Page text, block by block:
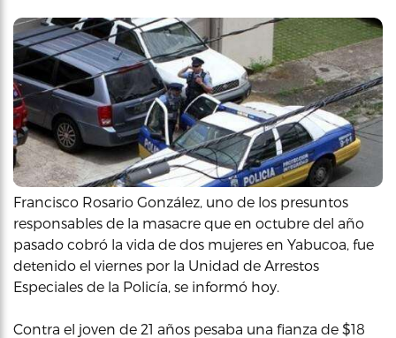
Francisco Rosario González, uno de los presuntos
responsables de la masacre que en octubre del año
pasado cobró la vida de dos mujeres en Yabucoa, fue
detenido el viernes por la Unidad de Arrestos
Especiales de la Policía, se informó hoy.
Contra el joven de 21 años pesaba una fianza de $18